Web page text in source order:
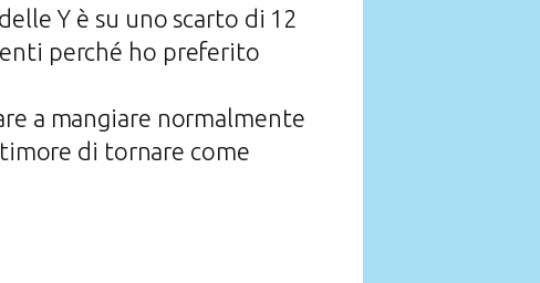
Y è su uno scarto di 12
perché ho preferito
a mangiare normalmente
di tornare come